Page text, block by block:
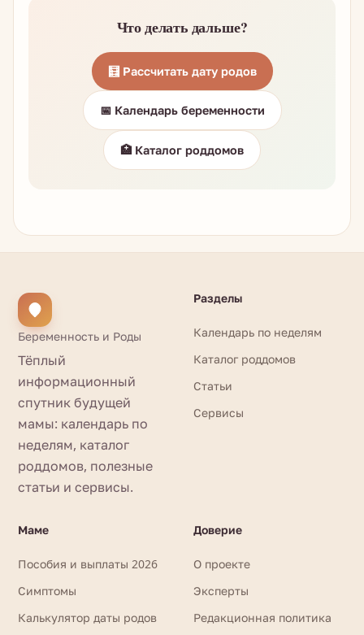
Что делать дальше?
🧮 Рассчитать дату родов
📅 Календарь беременности
🏥 Каталог роддомов
Беременность и Роды
Тёплый
информационный
спутник будущей
мамы: календарь по
неделям, каталог
роддомов, полезные
статьи и сервисы.
Разделы
Календарь по неделям
Каталог роддомов
Статьи
Сервисы
Маме
Пособия и выплаты 2026
Симптомы
Калькулятор даты родов
Доверие
О проекте
Эксперты
Редакционная политика